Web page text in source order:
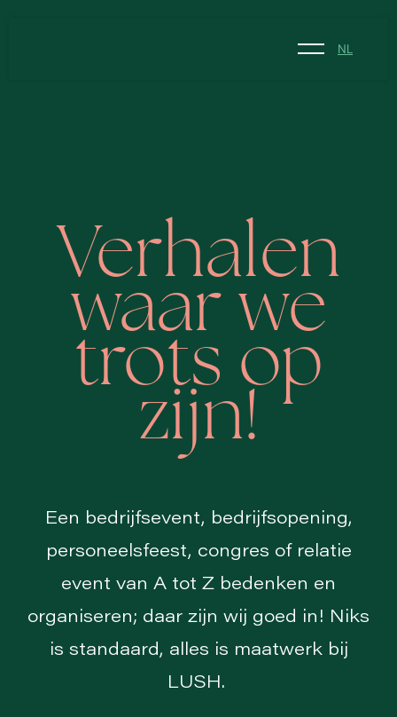
NL
Verhalen
waar we
trots op
zijn!
Een bedrijfsevent, bedrijfsopening,
personeelsfeest, congres of relatie
event van A tot Z bedenken en
organiseren; daar zijn wij goed in! Niks
is standaard, alles is maatwerk bij
LUSH.